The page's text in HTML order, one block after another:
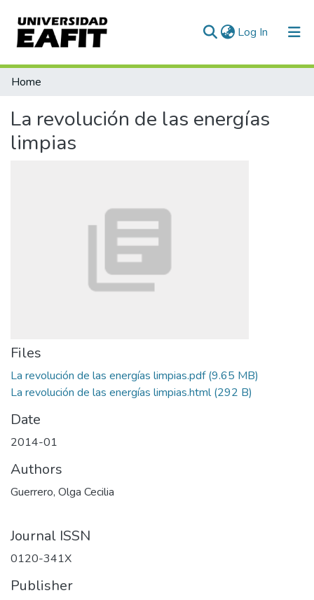
Log In (current)
Communities & Collections
Statistics
Home
La revolución de las energías
limpias
Files
La revolución de las energías limpias.pdf(9.65 MB)
La revolución de las energías limpias.html(292 B)
Date
2014-01
Authors
Guerrero, Olga Cecilia
Journal ISSN
0120-341X
Publisher